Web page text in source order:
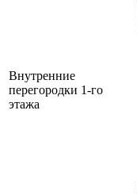
Внутренние
перегородки 1-го
этажа